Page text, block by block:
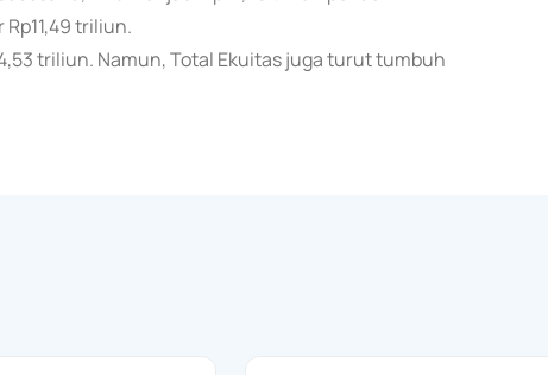
triliun.
triliun. Namun, Total Ekuitas juga turut tumbuh